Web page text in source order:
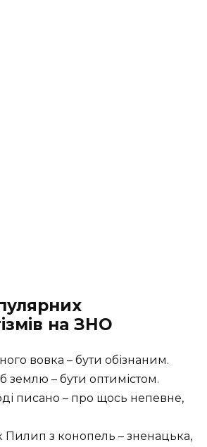
на ЗНО
вовка – бути обізнаним.
землю – бути оптимістом.
писано – про щось непевне,
Пилип з конопель – зненацька,